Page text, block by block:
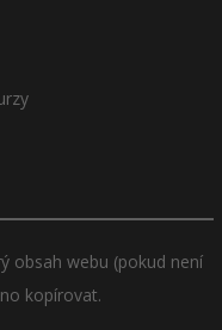
obsah webu (pokud není
kopírovat.